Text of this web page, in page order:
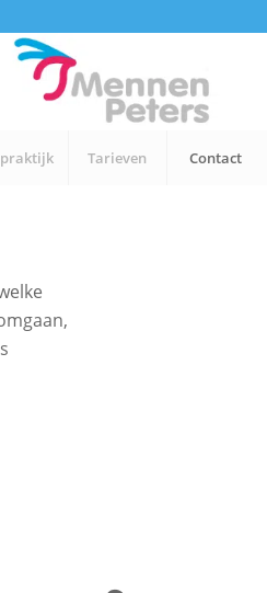
praktijk Tarieven Contact